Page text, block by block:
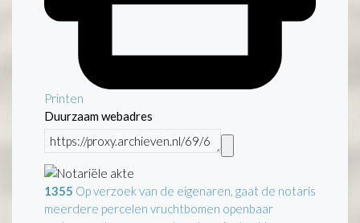
Printen
Duurzaam webadres
1355 Op verzoek van de eigenaren, gaat de notaris
meerdere percelen vruchtbomen openbaar